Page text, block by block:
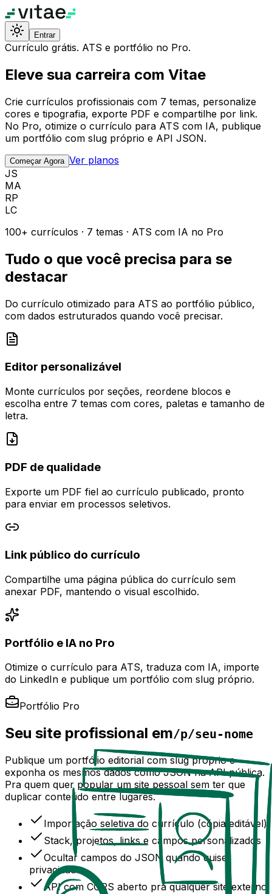
Entrar
Currículo grátis. ATS e portfólio no Pro.
Eleve sua carreira com Vitae
Crie currículos profissionais com 7 temas, personalize
cores e tipografia, exporte PDF e compartilhe por link.
No Pro, otimize o currículo para ATS com IA, publique
um portfólio com slug próprio e API JSON.
Começar Agora Ver planos
JS
MA
RP
LC
100+ currículos · 7 temas · ATS com IA no Pro
Tudo o que você precisa para se
destacar
Do currículo otimizado para ATS ao portfólio público,
com dados estruturados quando você precisar.
Editor personalizável
Monte currículos por seções, reordene blocos e
escolha entre 7 temas com cores, paletas e tamanho de
letra.
PDF de qualidade
Exporte um PDF fiel ao currículo publicado, pronto
para enviar em processos seletivos.
Link público do currículo
Compartilhe uma página pública do currículo sem
anexar PDF, mantendo o visual escolhido.
Portfólio e IA no Pro
Otimize o currículo para ATS, traduza com IA, importe
do LinkedIn e publique um portfólio com slug próprio.
Portfólio Pro
Seu site profissional em/p/seu-nome
Publique um portfólio editorial com slug próprio e
exponha os mesmos dados como JSON na API pública.
Pra quem quer popular um site pessoal sem ter que
duplicar conteúdo entre lugares.
Importação seletiva do currículo (cópia editável)
Stack, projetos, links e campos personalizados
Ocultar campos do JSON quando quiser
privacidade
API com CORS aberto pra qualquer site externo